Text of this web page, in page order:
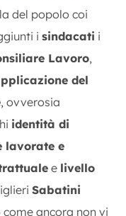
del popolo coi
i sindacati i
Lavoro,
del
, ovverosia
identità di
lavorate e
e livello
Sabatini
ancora non vi